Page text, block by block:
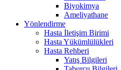
Biyokimya
Ameliyathane
Yönlendirme
Hasta İletişim Birimi
Hasta Yükümlülükleri
Hasta Rehberi
Yatış Bilgileri